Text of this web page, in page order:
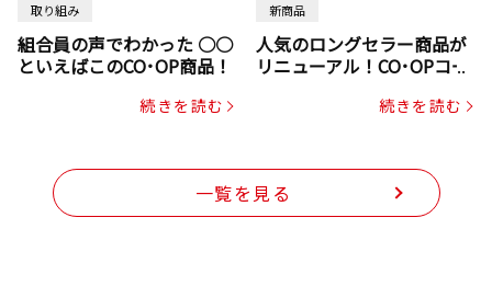
取り組み
組合員の声でわかった ○○
といえばこのCO･OP商品！
続きを読む
新商品
人気のロングセラー商品が
リニューアル！CO･OPコー
続きを読む
一覧を見る